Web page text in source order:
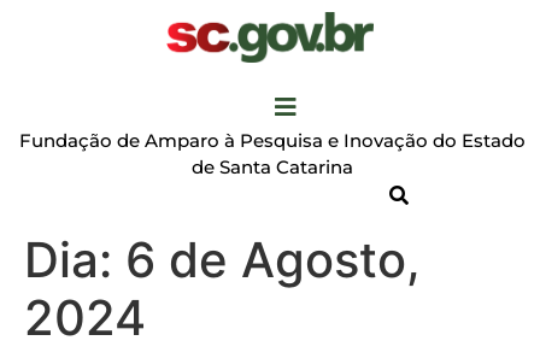
Fundação de Amparo à Pesquisa e Inovação do Estado
de Santa Catarina
Dia: 6 de Agosto,
2024